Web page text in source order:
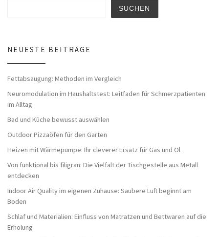
SUCHEN
NEUESTE BEITRÄGE
Fettabsaugung: Methoden im Vergleich
Neuromodulation im Haushaltstest: Leitfaden für Schmerzpatienten
im Alltag
Bad und Küche bewusst auswählen
Outdoor Pizzaöfen für den Garten
Heizen mit Wärmepumpe: Ihr cleverer Ersatz für Gas und Öl
Von funktional bis filigran: Die Vielfalt der Tischgestelle aus Metall
entdecken
Indoor Air Quality im eigenen Zuhause: Saubere Luft beginnt am
Boden
Schlaf und Materialien: Einfluss von Matratzen und Bettwaren auf die
Erholung